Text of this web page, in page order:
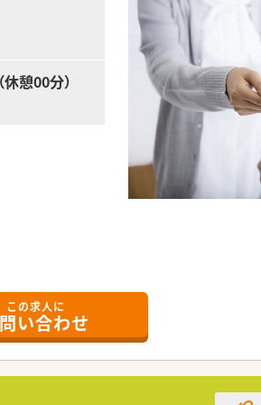
憩00分）
針を大切にしている企業です。
た先見性のある経営を行っています。
よる安定した基盤が大きな特徴です。
この求人に
い合わせ